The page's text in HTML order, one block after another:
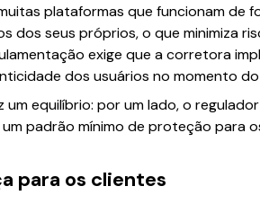
plataformas que funcionam de
dos seus próprios, o que minimiza
exige que a corretora
dos usuários no momento
equilíbrio: por um lado, o
padrão mínimo de proteção para
para os clientes